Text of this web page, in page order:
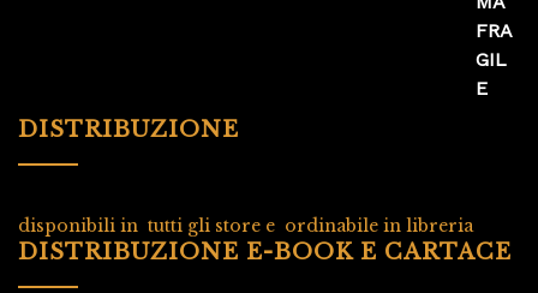
DISTRIBUZIONE
disponibili in tutti gli store e ordinabile in libreria
DISTRIBUZIONE E-BOOK E CARTACE